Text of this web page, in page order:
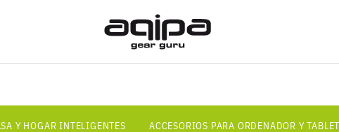
Y HOGAR INTELIGENTES ACCESORIOS PARA ORDENADOR Y TABLET